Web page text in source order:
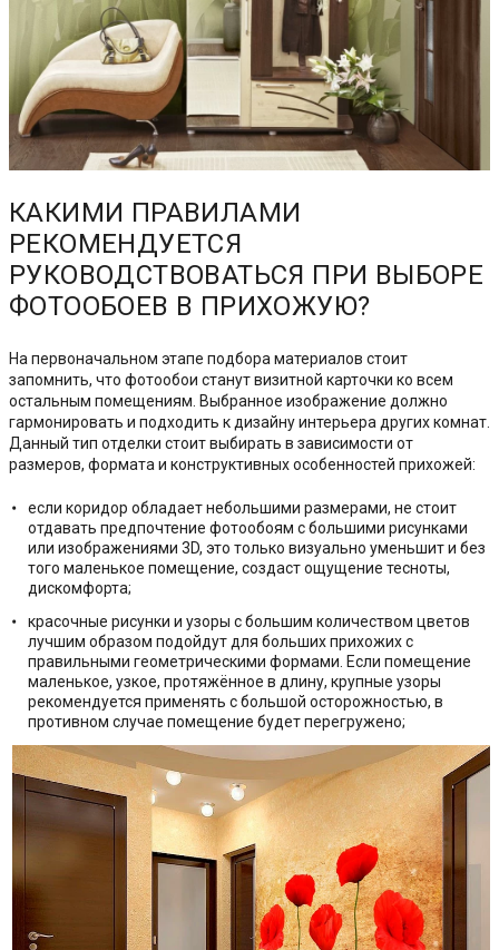
КАКИМИ ПРАВИЛАМИ
РЕКОМЕНДУЕТСЯ
РУКОВОДСТВОВАТЬСЯ ПРИ ВЫБОРЕ
ФОТООБОЕВ В ПРИХОЖУЮ?
На первоначальном этапе подбора материалов стоит
запомнить, что фотообои станут визитной карточки ко всем
остальным помещениям. Выбранное изображение должно
гармонировать и подходить к дизайну интерьера других комнат.
Данный тип отделки стоит выбирать в зависимости от
размеров, формата и конструктивных особенностей прихожей:
если коридор обладает небольшими размерами, не стоит
отдавать предпочтение фотообоям с большими рисунками
или изображениями 3D, это только визуально уменьшит и без
того маленькое помещение, создаст ощущение тесноты,
дискомфорта;
красочные рисунки и узоры с большим количеством цветов
лучшим образом подойдут для больших прихожих с
правильными геометрическими формами. Если помещение
маленькое, узкое, протяжённое в длину, крупные узоры
рекомендуется применять с большой осторожностью, в
противном случае помещение будет перегружено;